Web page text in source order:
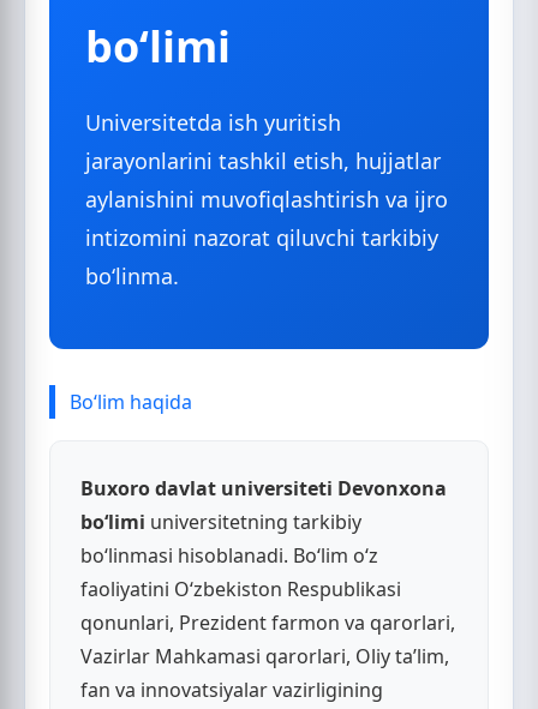
bo‘limi
Universitetda ish yuritish
jarayonlarini tashkil etish, hujjatlar
aylanishini muvofiqlashtirish va ijro
intizomini nazorat qiluvchi tarkibiy
bo‘linma.
Bo‘lim haqida
Buxoro davlat universiteti Devonxona
bo‘limi universitetning tarkibiy
bo‘linmasi hisoblanadi. Bo‘lim o‘z
faoliyatini O‘zbekiston Respublikasi
qonunlari, Prezident farmon va qarorlari,
Vazirlar Mahkamasi qarorlari, Oliy ta’lim,
fan va innovatsiyalar vazirligining